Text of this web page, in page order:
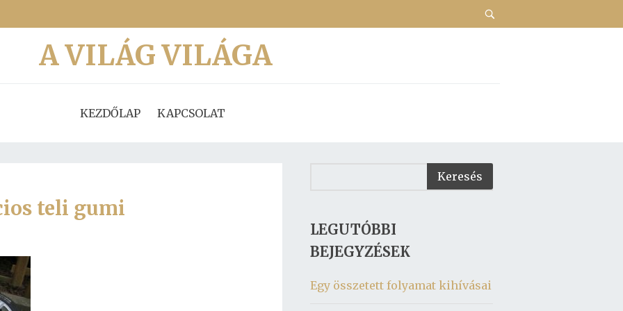
A VILÁG VILÁGA
KEZDŐLAP KAPCSOLAT
teli gumi
LEGUTÓBBI
BEJEGYZÉSEK
Egy összetett folyamat kihívásai